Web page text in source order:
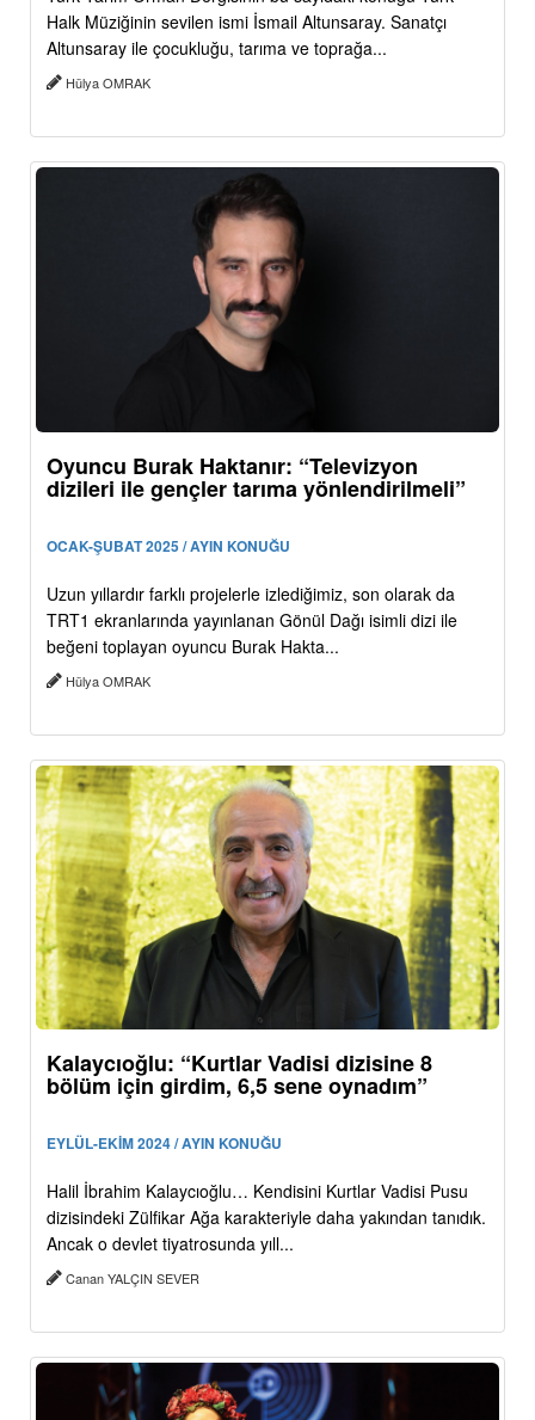
Halk Müziğinin sevilen ismi İsmail Altunsaray. Sanatçı
Altunsaray ile çocukluğu, tarıma ve toprağa...
Hülya OMRAK
Oyuncu Burak Haktanır: “Televizyon
dizileri ile gençler tarıma yönlendirilmeli”
OCAK-ŞUBAT 2025 / AYIN KONUĞU
Uzun yıllardır farklı projelerle izlediğimiz, son olarak da
TRT1 ekranlarında yayınlanan Gönül Dağı isimli dizi ile
beğeni toplayan oyuncu Burak Hakta...
Hülya OMRAK
Kalaycıoğlu: “Kurtlar Vadisi dizisine 8
bölüm için girdim, 6,5 sene oynadım”
EYLÜL-EKİM 2024 / AYIN KONUĞU
Halil İbrahim Kalaycıoğlu… Kendisini Kurtlar Vadisi Pusu
dizisindeki Zülfikar Ağa karakteriyle daha yakından tanıdık.
Ancak o devlet tiyatrosunda yıll...
Canan YALÇIN SEVER